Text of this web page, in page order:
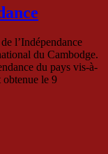
l’Indépendance
du Cambodge.
du pays vis-à-
le 9